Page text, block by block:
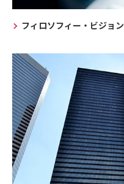
フィロソフィー・ビジョン